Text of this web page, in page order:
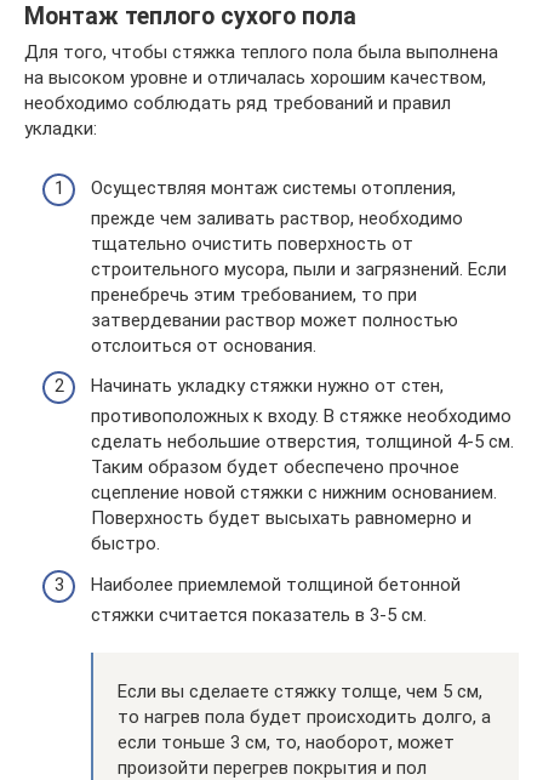
Монтаж теплого сухого пола
Для того, чтобы стяжка теплого пола была выполнена
на высоком уровне и отличалась хорошим качеством,
необходимо соблюдать ряд требований и правил
укладки:
Осуществляя монтаж системы отопления,
прежде чем заливать раствор, необходимо
тщательно очистить поверхность от
строительного мусора, пыли и загрязнений. Если
пренебречь этим требованием, то при
затвердевании раствор может полностью
отслоиться от основания.
Начинать укладку стяжки нужно от стен,
противоположных к входу. В стяжке необходимо
сделать небольшие отверстия, толщиной 4-5 см.
Таким образом будет обеспечено прочное
сцепление новой стяжки с нижним основанием.
Поверхность будет высыхать равномерно и
быстро.
Наиболее приемлемой толщиной бетонной
стяжки считается показатель в 3-5 см.
Если вы сделаете стяжку толще, чем 5 см,
то нагрев пола будет происходить долго, а
если тоньше 3 см, то, наоборот, может
произойти перегрев покрытия и пол